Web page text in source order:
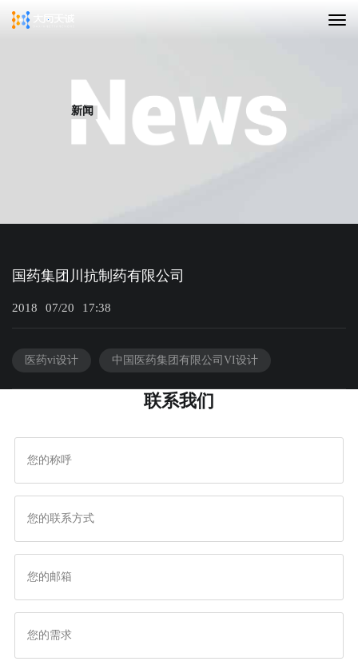
新闻
国药集团川抗制药有限公司
2018 07/20 17:38
医药vi设计 中国医药集团有限公司VI设计
联系我们